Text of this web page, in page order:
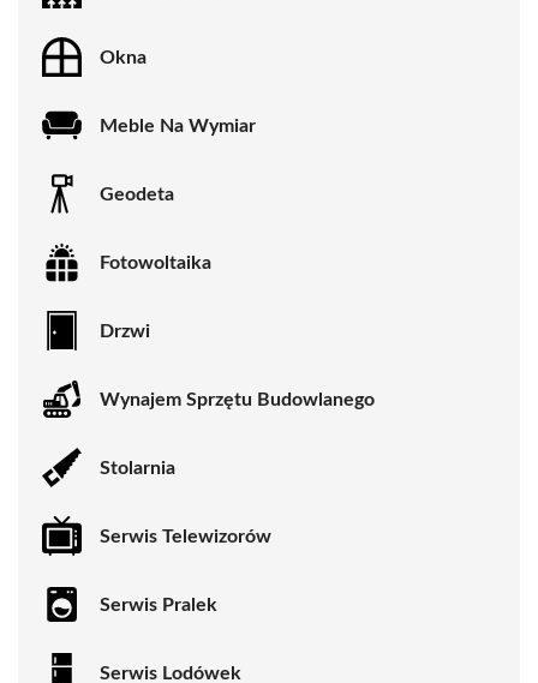
Okna
Meble Na Wymiar
Geodeta
Fotowoltaika
Drzwi
Wynajem Sprzętu Budowlanego
Stolarnia
Serwis Telewizorów
Serwis Pralek
Serwis Lodówek